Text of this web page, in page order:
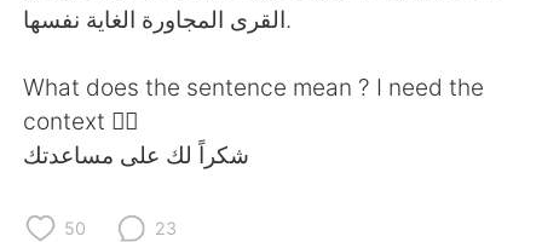
繁體中文
القرى المجاورة الغاية نفسها.
What does the sentence mean ? I need the
context 🙆‍♀️
شكراً لك على مساعدتك
50 23